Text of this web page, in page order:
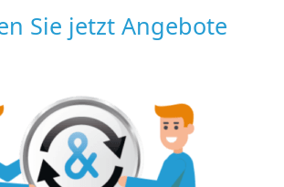
Sie jetzt Angebote